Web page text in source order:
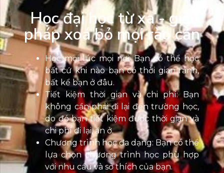
Học đại học từ xa - giải
pháp xoá bỏ mọi rào cản
Học mọi lúc mọi nơi: Bạn có thể học
bất cứ khi nào bạn có thời gian rảnh,
bất kể bạn ở đâu.
Tiết kiệm thời gian và chi phí: Bạn
không cần phải đi lại đến trường học,
do đó bạn tiết kiệm được thời gian và
chi phí đi lại, ăn ở.
Chương trình học đa dạng: Bạn có thể
lựa chọn chương trình học phù hợp
với nhu cầu và sở thích của bạn.